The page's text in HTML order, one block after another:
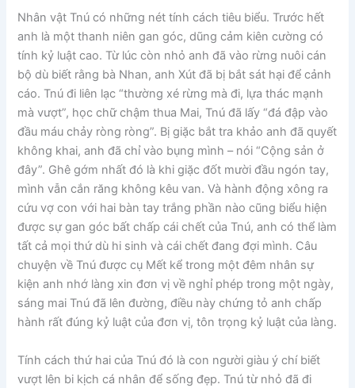
Nhân vật Tnú có những nét tính cách tiêu biểu. Trước hết
anh là một thanh niên gan góc, dũng cảm kiên cường có
tính kỷ luật cao. Từ lúc còn nhỏ anh đã vào rừng nuôi cán
bộ dù biết rằng bà Nhan, anh Xút đã bị bắt sát hại để cảnh
cáo. Tnú đi liên lạc “thường xé rừng mà đi, lựa thác mạnh
mà vượt”, học chữ chậm thua Mai, Tnú đã lấy “đá đập vào
đầu máu chảy ròng ròng”. Bị giặc bắt tra khảo anh đã quyết
không khai, anh đã chỉ vào bụng mình – nói “Cộng sản ở
đây”. Ghê gớm nhất đó là khi giặc đốt mười đầu ngón tay,
mình vẫn cắn răng không kêu van. Và hành động xông ra
cứu vợ con với hai bàn tay trắng phần nào cũng biểu hiện
được sự gan góc bất chấp cái chết của Tnú, anh có thể làm
tất cả mọi thứ dù hi sinh và cái chết đang đợi mình. Câu
chuyện về Tnú được cụ Mết kể trong một đêm nhân sự
kiện anh nhớ làng xin đơn vị về nghỉ phép trong một ngày,
sáng mai Tnú đã lên đường, điều này chứng tỏ anh chấp
hành rất đúng kỷ luật của đơn vị, tôn trọng kỷ luật của làng.
Tính cách thứ hai của Tnú đó là con người giàu ý chí biết
vượt lên bi kịch cá nhân để sống đẹp. Tnú từ nhỏ đã đi